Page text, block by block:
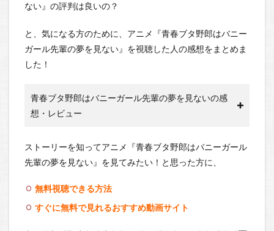
ない』の評判は良いの？
と、気になる方のために、アニメ『青春ブタ野郎はバニー
ガール先輩の夢を見ない』を視聴した人の感想をまとめま
した！
青春ブタ野郎はバニーガール先輩の夢を見ないの感
想・レビュー
ストーリーを知ってアニメ『青春ブタ野郎はバニーガール
先輩の夢を見ない』を見てみたい！と思った方に、
無料視聴できる方法
すぐに無料で見れるおすすめ動画サイト